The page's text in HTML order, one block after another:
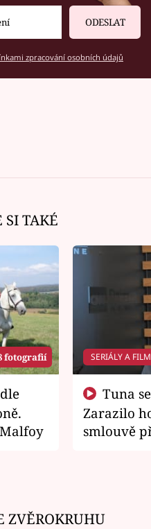
ODESLAT
zpracování osobních údajů
SI TAKÉ
fotografií SERIÁLY A
Zarazilo
smlouvě
ZVĚROKRUHU